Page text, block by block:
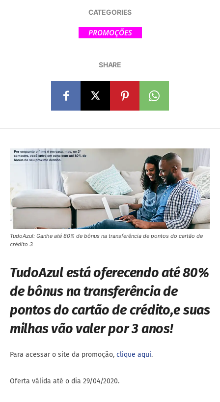
CATEGORIES
PROMOÇÕES
SHARE
TudoAzul: Ganhe até 80% de bônus na transferência de pontos do cartão de
crédito 3
TudoAzul está oferecendo até 80%
de bônus na transferência de
pontos do cartão de crédito,e suas
milhas vão valer por 3 anos!
Para acessar o site da promoção, clique aqui.
Oferta válida até o dia 29/04/2020.